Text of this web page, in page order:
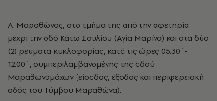
Λ. Μαραθώνος, στο τμήμα της από την αφετηρία
μέχρι την οδό Κάτω Σουλίου (Αγία Μαρίνα) και στα δύο
(2) ρεύματα κυκλοφορίας, κατά τις ώρες 05.30΄-
12.00΄, συμπεριλαμβανομένης της οδού
Μαραθωνομάχων (είσοδος, έξοδος και περιφερειακή
οδός του Τύμβου Μαραθώνα).